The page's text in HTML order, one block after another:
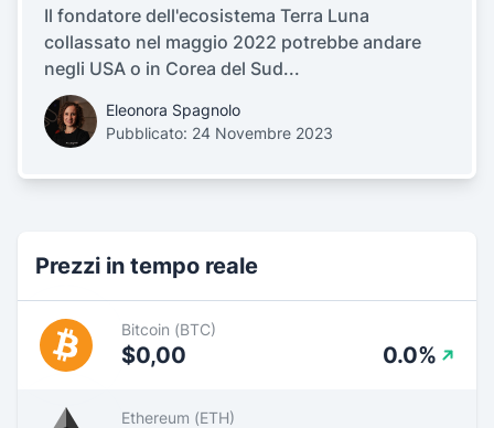
Il fondatore dell'ecosistema Terra Luna
collassato nel maggio 2022 potrebbe andare
negli USA o in Corea del Sud...
Eleonora Spagnolo
Pubblicato: 24 Novembre 2023
Prezzi in tempo reale
Bitcoin (BTC)
$0,00 0.0%
Ethereum (ETH)